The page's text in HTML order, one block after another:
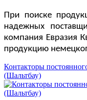
При поиске
надежных
компания Евразия
продукцию
Контакторы
(Шальтбау)